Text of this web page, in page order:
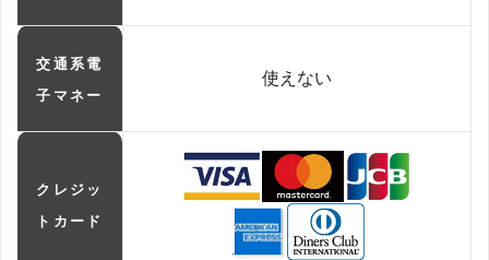
交通系電
子マネー
使えない
クレジッ
トカード